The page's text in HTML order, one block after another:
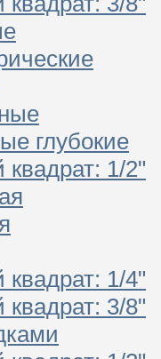
глубокие
1/2"
1/4"
3/8"